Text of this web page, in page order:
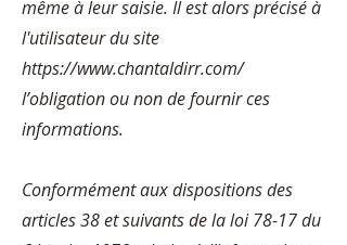
même à leur saisie. Il est alors précisé à
l'utilisateur du site
https://www.chantaldirr.com/
l’obligation ou non de fournir ces
informations.
Conformément aux dispositions des
articles 38 et suivants de la loi 78-17 du